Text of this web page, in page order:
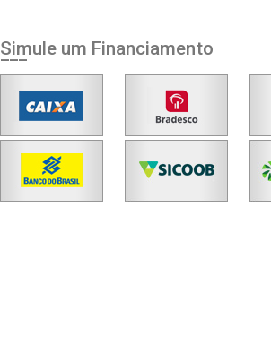
Simule um Financiamento